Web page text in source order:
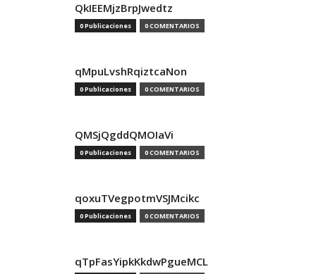
QkIEEMjzBrpJwedtz
0 Publicaciones 0 COMENTARIOS
qMpuLvshRqiztcaNon
0 Publicaciones 0 COMENTARIOS
QMSjQgddQMOIaVi
0 Publicaciones 0 COMENTARIOS
qoxuTVegpotmVSJMcikc
0 Publicaciones 0 COMENTARIOS
qTpFasYipkKkdwPgueMCL